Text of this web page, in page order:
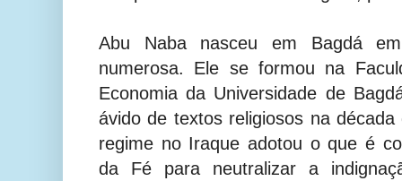
Abu Naba nasceu em Bagdá
numerosa. Ele se formou na
Economia da Universidade de
ávido de textos religiosos na
regime no Iraque adotou o que é
da Fé para neutralizar a